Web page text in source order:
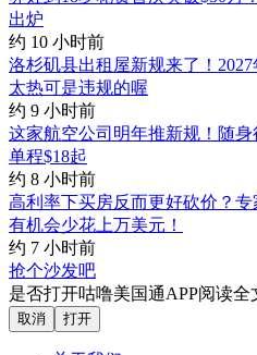
出炉
约 10 小时前
洛杉矶县出租屋新规来了！
太热可是违规的喔
约 9 小时前
这家航空公司明年推新规！随身
单程$18起
约 8 小时前
高利率下买房反而更好砍价？
有机会少花上万美元！
约 7 小时前
抢个沙发吧
是否打开咕噜美国通APP阅读全
取消 打开